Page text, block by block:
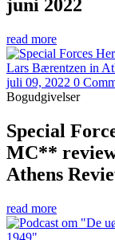
juni 2022
read more
juli 09, 2022 0
Bogudgivelser
Special
MC**
Athens
read more